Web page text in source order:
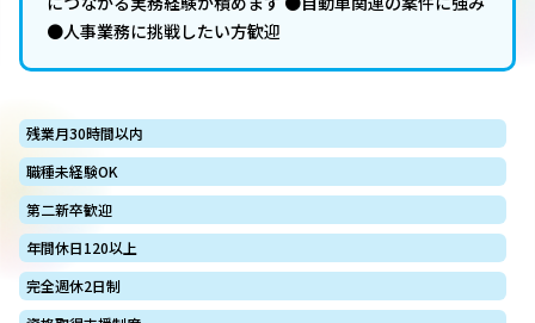
●人事業務に挑戦したい方歓迎
残業月30時間以内
職種未経験OK
第二新卒歓迎
年間休日120以上
完全週休2日制